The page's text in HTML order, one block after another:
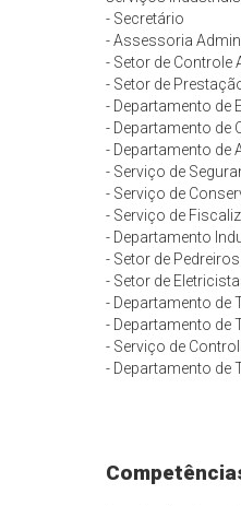
- Secretário
- Assessoria
- Setor de Controle
- Setor de
- Departamento de
- Departamento de
- Departamento de
- Serviço de
- Serviço de
- Serviço de
- Departamento
- Setor de Pedreiros
- Setor de
- Departamento de
- Departamento de
- Serviço de
- Departamento de